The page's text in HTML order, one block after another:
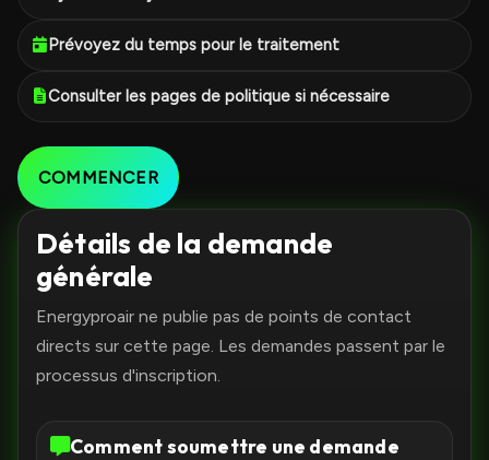
Prévoyez du temps pour le traitement
Consulter les pages de politique si nécessaire
COMMENCER
Détails de la demande
générale
Energyproair ne publie pas de points de contact
directs sur cette page. Les demandes passent par le
processus d'inscription.
Comment soumettre une demande